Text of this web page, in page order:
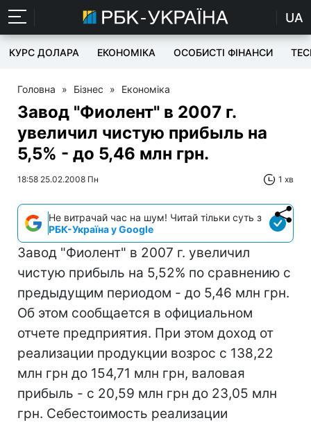
UA
КУРС ДОЛАРА ЕКОНОМІКА ОСОБИСТІ ФІНАНСИ
Головна » Бізнес » Економіка
Завод "Фиолент" в 2007 г.
увеличил чистую прибыль на
5,5% - до 5,46 млн грн.
18:58 25.02.2008 Пн 1 хв
Не витрачай час на шум! Читай тільки суть з
РБК-Україна у Google
Завод "Фиолент" в 2007 г. увеличил
чистую прибыль на 5,52% по сравнению с
предыдущим периодом - до 5,46 млн грн.
Об этом сообщается в официальном
отчете предприятия. При этом доход от
реализации продукции возрос с 138,22
млн грн до 154,71 млн грн, валовая
прибыль - с 20,59 млн грн до 23,05 млн
грн. Себестоимость реализации